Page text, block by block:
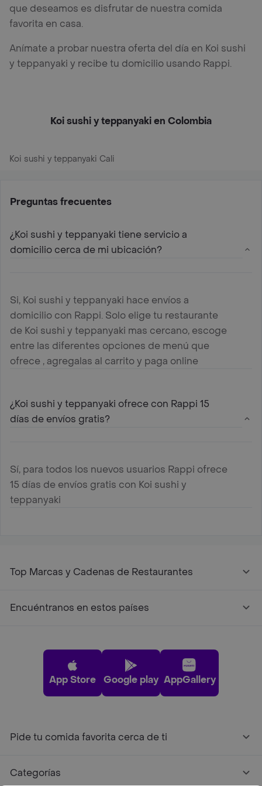
que deseamos es disfrutar de nuestra comida
favorita en casa.
Anímate a probar nuestra oferta del día en Koi sushi
y teppanyaki y recibe tu domicilio usando Rappi.
Koi sushi y teppanyaki en Colombia
Koi sushi y teppanyaki Cali
Preguntas frecuentes
¿Koi sushi y teppanyaki tiene servicio a
domicilio cerca de mi ubicación?
Si, Koi sushi y teppanyaki hace envíos a
domicilio con Rappi. Solo elige tu restaurante
de Koi sushi y teppanyaki mas cercano, escoge
entre las diferentes opciones de menú que
ofrece , agregalas al carrito y paga online
¿Koi sushi y teppanyaki ofrece con Rappi 15
días de envíos gratis?
Sí, para todos los nuevos usuarios Rappi ofrece
15 días de envíos gratis con Koi sushi y
teppanyaki
Top Marcas y Cadenas de Restaurantes
Encuéntranos en estos países
App Store Google play AppGallery
Pide tu comida favorita cerca de ti
Categorías